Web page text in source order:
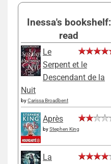
Inessa's bookshelf:
read
Le
Serpent et le
Descendant de la
Nuit
byCarissa Broadbent
Après
byStephen King
La